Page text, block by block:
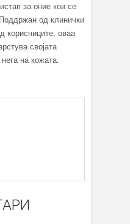
за оние кои се
од клинички
корисниците, оваа
својата
на кожата.